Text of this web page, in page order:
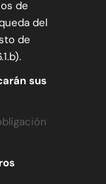
de
del
de
sus